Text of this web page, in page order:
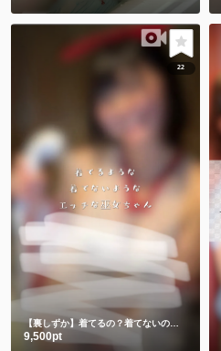
22
【裏しずか】着てるの？着てないの？エッチな巫女ちゃん
9,500pt